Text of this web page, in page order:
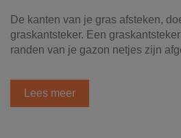
De kanten van je gras afsteken,
graskantsteker. Een
randen van je gazon netjes zijn
Lees meer